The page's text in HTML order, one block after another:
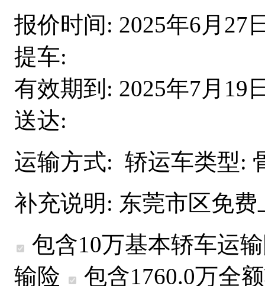
报价时间: 2025年6月27
提车:
有效期到: 2025年7月19
送达:
运输方式: 轿运车类型:
补充说明: 东莞市区免费
包含10万基本轿车运
输险
包含1760.0万全额